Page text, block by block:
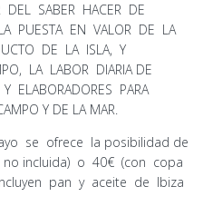
DEL SABER HACER DE
PUESTA EN VALOR DE LA
DE LA ISLA, Y
LA LABOR DIARIA DE
ELABORADORES PARA
Y DE LA MAR.
se ofrece la posibilidad de
no incluida) o 40€ (con copa
pan y aceite de Ibiza